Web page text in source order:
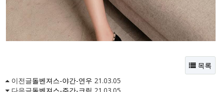
목록
이전글돌벤져스-야간-연우 21.03.05
다음글돌벤져스-주간-크림 21.03.05